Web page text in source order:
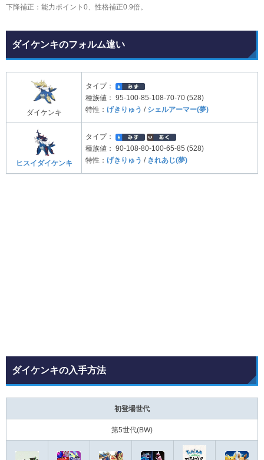
下降補正：能力ポイント0、性格補正0.9倍。
ダイケンキのフォルム違い
ダイケンキ
タイプ：
種族値：
95-100-85-108-70-70 (528)
特性： げきりゅう / シェルアーマー(夢)
ヒスイダイケンキ
タイプ：
種族値：
90-108-80-100-65-85 (528)
特性： げきりゅう / きれあじ(夢)
ダイケンキの入手方法
初登場世代
第5世代(BW)